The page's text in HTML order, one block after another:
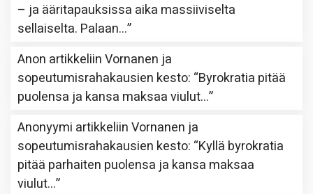
– ja ääritapauksissa aika massiiviselta
sellaiselta. Palaan…”
Anon artikkeliinVornanen ja
sopeutumisrahakausien kesto: “Byrokratia pitää
puolensa ja kansa maksaa viulut…”
Anonyymi artikkeliinVornanen ja
sopeutumisrahakausien kesto: “Kyllä byrokratia
pitää parhaiten puolensa ja kansa maksaa
viulut…”